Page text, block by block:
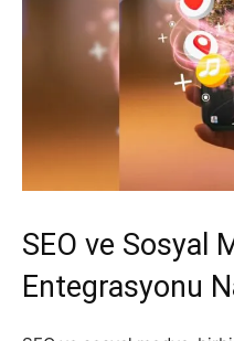
SEO ve Sosyal
Entegrasyonu